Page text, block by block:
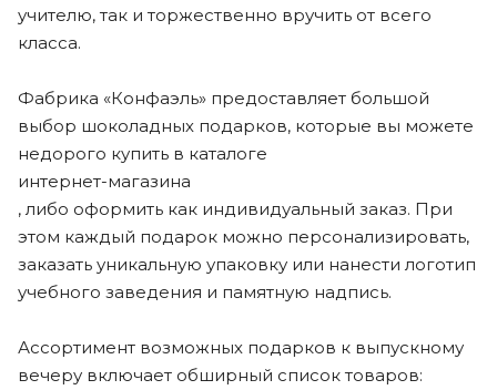
учителю, так и торжественно вручить от всего
класса.
Фабрика «Конфаэль» предоставляет большой
выбор шоколадных подарков, которые вы можете
недорого купить в каталоге
интернет-магазина
, либо оформить как индивидуальный заказ. При
этом каждый подарок можно персонализировать,
заказать уникальную упаковку или нанести логотип
учебного заведения и памятную надпись.
Ассортимент возможных подарков к выпускному
вечеру включает обширный список товаров: